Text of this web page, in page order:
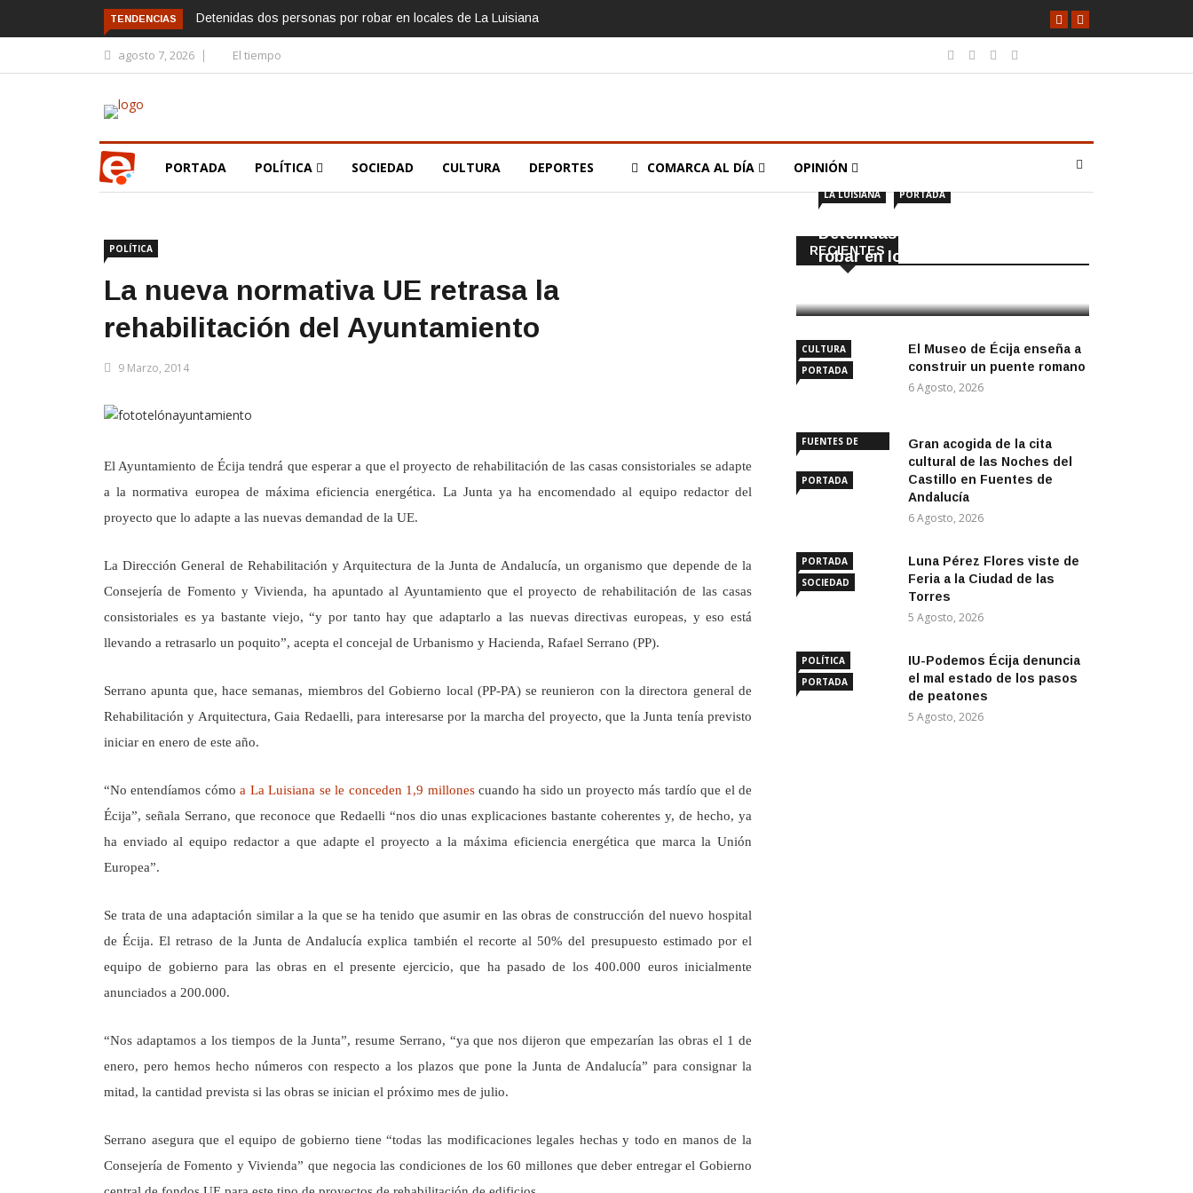
TENDENCIAS Detenidas dos personas por robar en locales de La Luisiana
agosto 7, 2026 El tiempo
PORTADA POLÍTICA SOCIEDAD CULTURA DEPORTES COMARCA AL DÍA OPINIÓN
POLÍTICA
La nueva normativa UE retrasa la
rehabilitación del Ayuntamiento
9 Marzo, 2014
El Ayuntamiento de Écija tendrá que esperar a que el proyecto de rehabilitación de las casas consistoriales se adapte
a la normativa europea de máxima eficiencia energética. La Junta ya ha encomendado al equipo redactor del
proyecto que lo adapte a las nuevas demandad de la UE.
La Dirección General de Rehabilitación y Arquitectura de la Junta de Andalucía, un organismo que depende de la
Consejería de Fomento y Vivienda, ha apuntado al Ayuntamiento que el proyecto de rehabilitación de las casas
consistoriales es ya bastante viejo, “y por tanto hay que adaptarlo a las nuevas directivas europeas, y eso está
llevando a retrasarlo un poquito”, acepta el concejal de Urbanismo y Hacienda, Rafael Serrano (PP).
Serrano apunta que, hace semanas, miembros del Gobierno local (PP-PA) se reunieron con la directora general de
Rehabilitación y Arquitectura, Gaia Redaelli, para interesarse por la marcha del proyecto, que la Junta tenía previsto
iniciar en enero de este año.
“No entendíamos cómoa La Luisiana se le conceden 1,9 millonescuando ha sido un proyecto más tardío que el de
Écija”, señala Serrano, que reconoce que Redaelli “nos dio unas explicaciones bastante coherentes y, de hecho, ya
ha enviado al equipo redactor a que adapte el proyecto a la máxima eficiencia energética que marca la Unión
Europea”.
Se trata de una adaptación similar a la que se ha tenido que asumir en las obras de construcción del nuevo hospital
de Écija. El retraso de la Junta de Andalucía explica también el recorte al 50% del presupuesto estimado por el
equipo de gobierno para las obras en el presente ejercicio, que ha pasado de los 400.000 euros inicialmente
anunciados a 200.000.
“Nos adaptamos a los tiempos de la Junta”, resume Serrano, “ya que nos dijeron que empezarían las obras el 1 de
enero, pero hemos hecho números con respecto a los plazos que pone la Junta de Andalucía” para consignar la
mitad, la cantidad prevista si las obras se inician el próximo mes de julio.
Serrano asegura que el equipo de gobierno tiene “todas las modificaciones legales hechas y todo en manos de la
Consejería de Fomento y Vivienda” que negocia las condiciones de los 60 millones que deber entregar el Gobierno
RECIENTES
LA LUISIANA PORTADA
Detenidas dos personas por
robar en locales de La Luisiana
CULTURA
PORTADA
El Museo de Écija enseña a
construir un puente romano
6 Agosto, 2026
FUENTES DE
PORTADA
Gran acogida de la cita
cultural de las Noches del
Castillo en Fuentes de
Andalucía
6 Agosto, 2026
PORTADA
SOCIEDAD
Luna Pérez Flores viste de
Feria a la Ciudad de las
Torres
5 Agosto, 2026
POLÍTICA
PORTADA
IU-Podemos Écija denuncia
el mal estado de los pasos
de peatones
5 Agosto, 2026